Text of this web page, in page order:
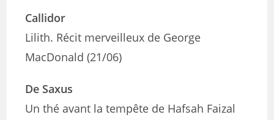
Callidor
Lilith. Récit merveilleux de George
MacDonald (21/06)
De Saxus
Un thé avant la tempête de Hafsah Faizal